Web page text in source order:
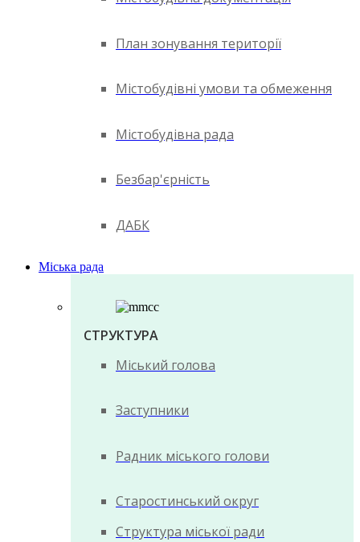
План зонування території
Містобудівні умови та обмеження
Містобудівна рада
Безбар'єрність
ДАБК
Міська рада
СТРУКТУРА
Міський голова
Заступники
Радник міського голови
Старостинський округ
Структура міської ради